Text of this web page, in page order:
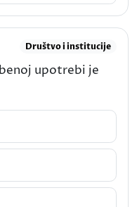
Društvo i institucije
upotrebi je